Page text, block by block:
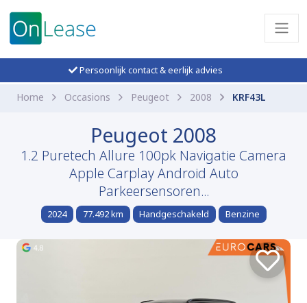
Persoonlijk contact & eerlijk advies
Home Occasions Peugeot 2008 KRF43L
Peugeot 2008
1.2 Puretech Allure 100pk Navigatie Camera
Apple Carplay Android Auto
Parkeersensoren...
2024 77.492 km Handgeschakeld Benzine